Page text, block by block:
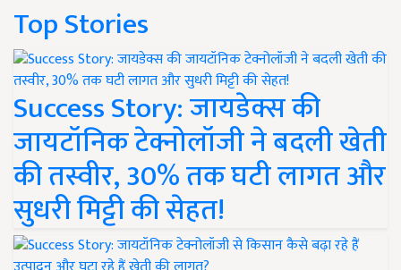
Top Stories
Success Story: जायडेक्स की
जायटॉनिक टेक्नोलॉजी ने बदली खेती
की तस्वीर, 30% तक घटी लागत और
सुधरी मिट्टी की सेहत!